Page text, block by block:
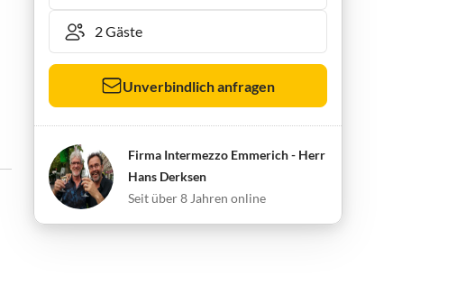
Unverbindlich anfragen
Firma Intermezzo Emmerich - Herr
Hans Derksen
Seit über 8 Jahren online